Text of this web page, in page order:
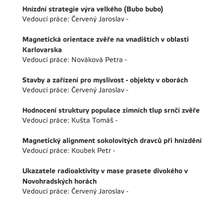
Hnízdní strategie výra velkého (Bubo bubo)
Vedoucí práce: Červený Jaroslav -
Magnetická orientace zvěře na vnadištích v oblasti
Karlovarska
Vedoucí práce: Nováková Petra -
Stavby a zařízení pro myslivost - objekty v oborách
Vedoucí práce: Červený Jaroslav -
Hodnocení struktury populace zimních tlup srnčí zvěře
Vedoucí práce: Kušta Tomáš -
Magnetický alignment sokolovitých dravců při hnízdění
Vedoucí práce: Koubek Petr -
Ukazatele radioaktivity v mase prasete divokého v
Novohradských horách
Vedoucí práce: Červený Jaroslav -